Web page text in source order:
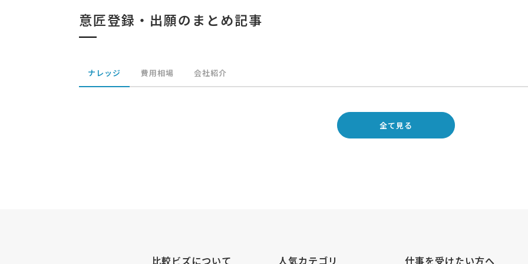
意匠登録・出願のまとめ記事
ナレッジ 費用相場 会社紹介
全て見る
比較ビズについて 人気カテゴリ 仕事を受けたい方へ